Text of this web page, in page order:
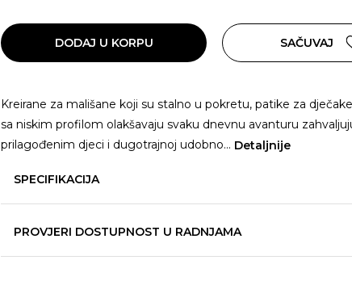
DODAJ U KORPU SAČUVAJ
Kreirane za mališane koji su stalno u pokretu, patike za
sa niskim profilom olakšavaju svaku dnevnu avanturu
prilagođenim djeci i dugotrajnoj udobno... Detaljnije
SPECIFIKACIJA
PROVJERI DOSTUPNOST U RADNJAMA